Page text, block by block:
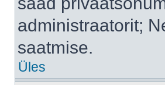
administraatorit;
saatmise.
Üles